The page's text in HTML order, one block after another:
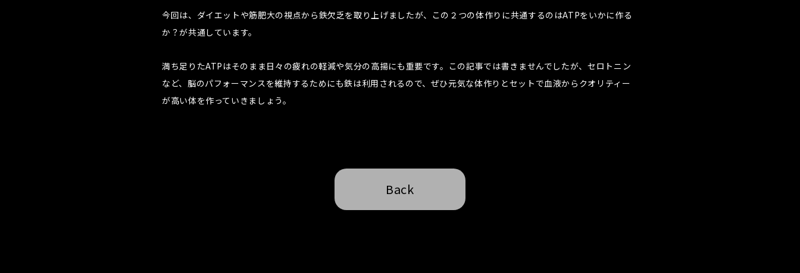
今回は、ダイエットや筋肥大の視点から鉄欠乏を取り上げましたが、この２つの体作りに共通するのはATPをいかに作る
か？が共通しています。
満ち足りたATPはそのまま日々の疲れの軽減や気分の高揚にも重要です。この記事では書きませんでしたが、セロトニン
など、脳のパフォーマンスを維持するためにも鉄は利用されるので、ぜひ元気な体作りとセットで血液からクオリティー
が高い体を作っていきましょう。
Back